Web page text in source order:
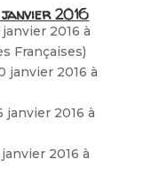
janvier 2016
2016 à
Françaises)
janvier 2016 à
janvier 2016 à
2016 à